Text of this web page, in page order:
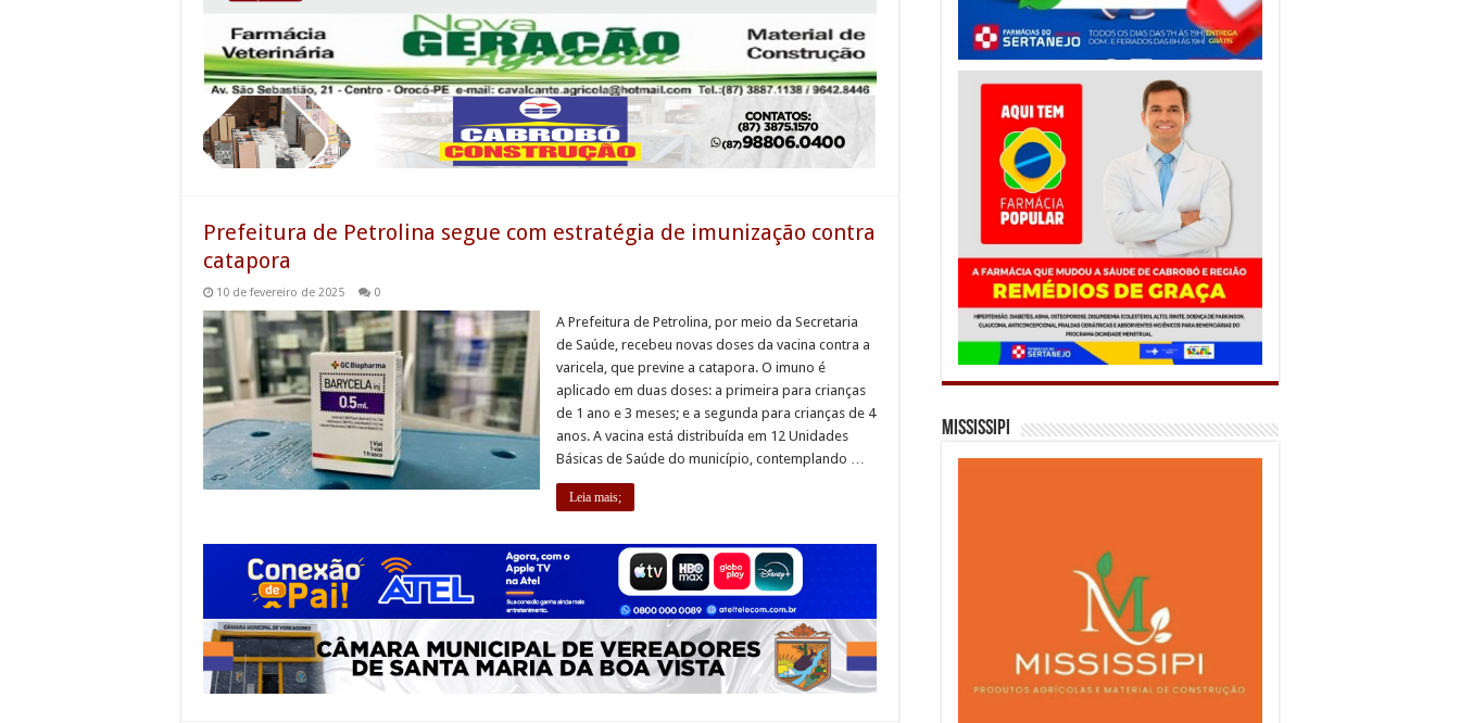
Prefeitura de Petrolina segue com estratégia de imunização contra
catapora
10 de fevereiro de 2025 0
A Prefeitura de Petrolina, por meio da Secretaria
de Saúde, recebeu novas doses da vacina contra a
varicela, que previne a catapora. O imuno é
aplicado em duas doses: a primeira para crianças
de 1 ano e 3 meses; e a segunda para crianças de 4
anos. A vacina está distribuída em 12 Unidades
Básicas de Saúde do município, contemplando …
Leia mais;
Mississipi